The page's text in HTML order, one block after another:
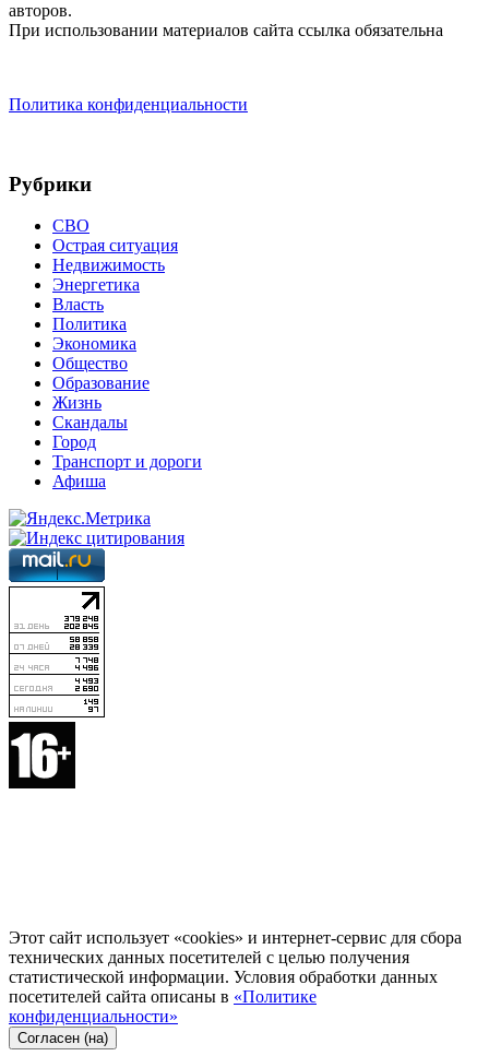
авторов.
При использовании материалов сайта ссылка обязательна
Политика конфиденциальности
Рубрики
СВО
Острая ситуация
Недвижимость
Энергетика
Власть
Политика
Экономика
Общество
Образование
Жизнь
Скандалы
Город
Транспорт и дороги
Афиша
Этот сайт использует «cookies» и интернет-сервис для сбора
технических данных посетителей с целью получения
статистической информации. Условия обработки данных
посетителей сайта описаны в «Политике
конфиденциальности»
Согласен (на)